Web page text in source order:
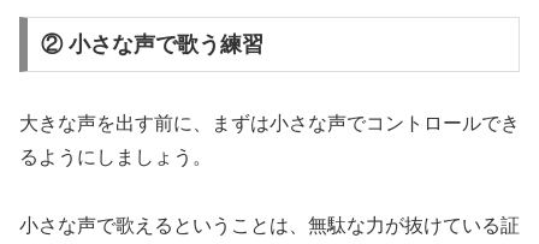
② 小さな声で歌う練習
大きな声を出す前に、まずは小さな声でコントロールでき
るようにしましょう。
小さな声で歌えるということは、無駄な力が抜けている証